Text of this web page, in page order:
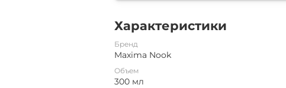
Характеристики
Бренд
Maxima Nook
Объем
300 мл